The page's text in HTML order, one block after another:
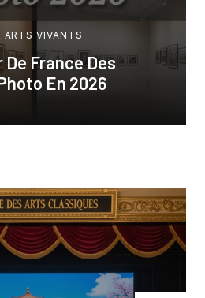
ARTS VIVANTS
De France Des
En 2026